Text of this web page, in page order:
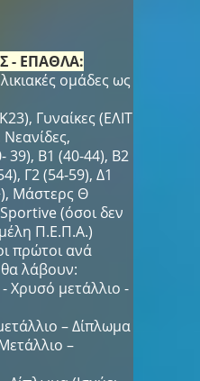
- ΕΠΑΘΛΑ:
ομάδες ως
Γυναίκες (ΕΛΙΤ
39), Β1 (40-44), Β2
Γ2 (54-59), Δ1
Μάστερς Θ
(όσοι δεν
Π.Ε.Π.Α.)
πρώτοι ανά
λάβουν:
Χρυσό μετάλλιο -
– Δίπλωμα
–